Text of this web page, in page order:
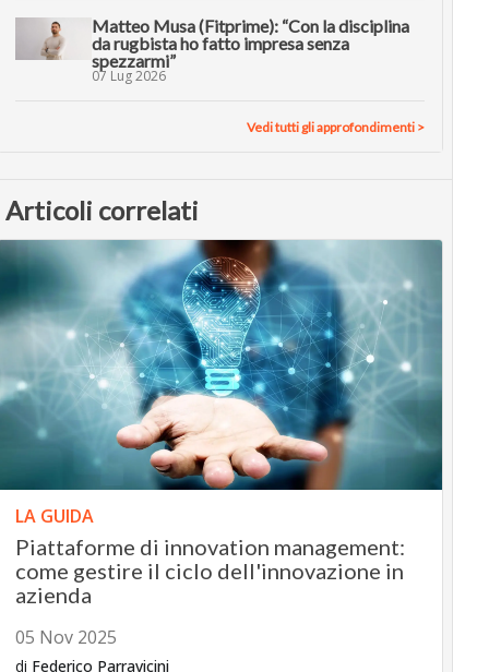
Matteo Musa (Fitprime): “Con la disciplina
da rugbista ho fatto impresa senza
spezzarmi”
07 Lug 2026
Vedi tutti gli approfondimenti >
Articoli correlati
LA GUIDA
Piattaforme di innovation management:
come gestire il ciclo dell'innovazione in
azienda
05 Nov 2025
di Federico Parravicini